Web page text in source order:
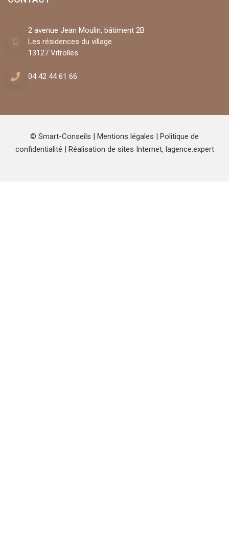
2 avenue Jean Moulin, bâtiment 2B
Les résidences du village
13127 Vitrolles
04 42 44 61 66
© Smart-Conseils | Mentions légales | Politique de
confidentialité | Réalisation de sites Internet, lagence.expert